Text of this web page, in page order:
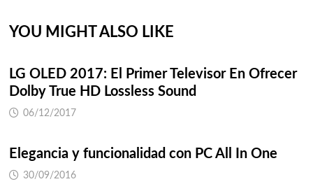
YOU MIGHT ALSO LIKE
LG OLED 2017: El Primer Televisor En Ofrecer
Dolby True HD Lossless Sound
06/12/2017
Elegancia y funcionalidad con PC All In One
30/09/2016